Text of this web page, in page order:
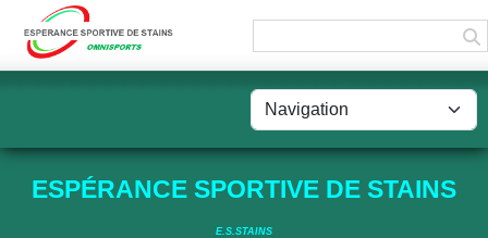
ESPÉRANCE SPORTIVE DE STAINS
E.S.STAINS
Panneau de gestion des cookies